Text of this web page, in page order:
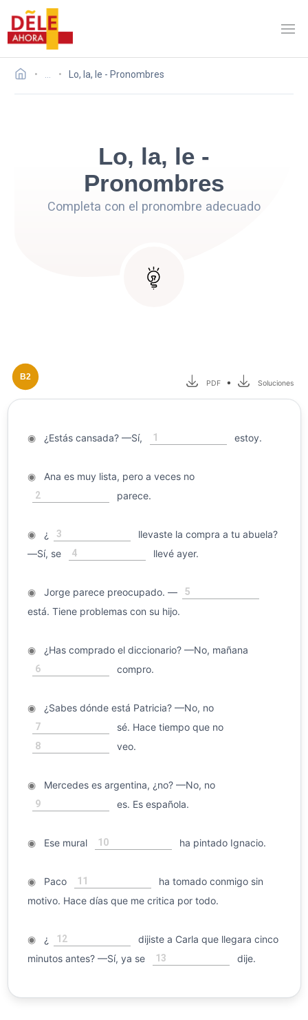
Lo, la, le - Pronombres
Lo, la, le -
Pronombres
Completa con el pronombre adecuado
B2
PDF • Soluciones
◉¿Estás cansada? —Sí, 1 estoy.
◉Ana es muy lista, pero a veces no
2 parece.
◉¿ 3
llevaste la compra a tu abuela?
—Sí, se
4 llevé ayer.
◉Jorge parece preocupado. — 5
está. Tiene problemas con su hijo.
◉¿Has comprado el diccionario? —No, mañana
6 compro.
◉¿Sabes dónde está Patricia? —No, no
7 sé. Hace tiempo que no
8 veo.
◉Mercedes es argentina, ¿no? —No, no
9 es. Es española.
◉Ese mural 10 ha pintado Ignacio.
◉Paco 11
ha tomado conmigo sin
motivo. Hace días que me critica por todo.
◉¿ 12
dijiste a Carla que llegara cinco
minutos antes? —Sí, ya se
13 dije.